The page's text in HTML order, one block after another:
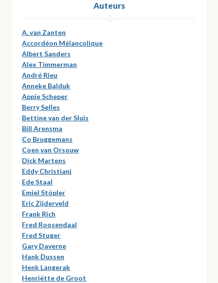
Auteurs
A. van Zanten
Accordéon Mélancolique
Albert Sanders
Alex Timmerman
André Rieu
Anneke Balduk
Appie Scheper
Berry Selles
Bettine van der Sluis
Bill Arensma
Co Bruggemans
Coen van Orsouw
Dick Martens
Eddy Christiani
Ede Staal
Emiel Stöpler
Eric Zijderveld
Frank Rich
Fred Roosendaal
Fred Stuger
Gary Daverne
Hank Dussen
Henk Langerak
Henriëtte de Groot